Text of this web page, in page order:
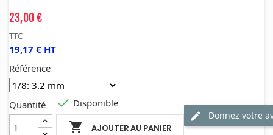
23,00 €
TTC
19,17 € HT
Référence
Quantité
 AJOUTER AU PANIER
 Disponible
Donnez votre